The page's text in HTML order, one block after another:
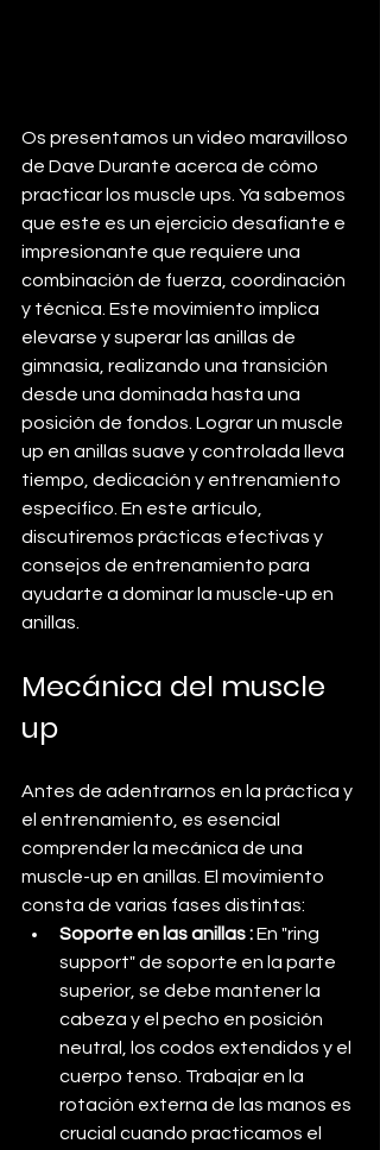
Os presentamos un video maravilloso
de Dave Durante acerca de cómo
practicar los muscle ups. Ya sabemos
que este es un ejercicio desafiante e
impresionante que requiere una
combinación de fuerza, coordinación
y técnica. Este movimiento implica
elevarse y superar las anillas de
gimnasia, realizando una transición
desde una dominada hasta una
posición de fondos. Lograr un muscle
up en anillas suave y controlada lleva
tiempo, dedicación y entrenamiento
específico. En este artículo,
discutiremos prácticas efectivas y
consejos de entrenamiento para
ayudarte a dominar la muscle-up en
anillas.
Mecánica del muscle
up
Antes de adentrarnos en la práctica y
el entrenamiento, es esencial
comprender la mecánica de una
muscle-up en anillas. El movimiento
consta de varias fases distintas:
Soporte en las anillas : En "ring
support" de soporte en la parte
superior, se debe mantener la
cabeza y el pecho en posición
neutral, los codos extendidos y el
cuerpo tenso. Trabajar en la
rotación externa de las manos es
crucial cuando practicamos el